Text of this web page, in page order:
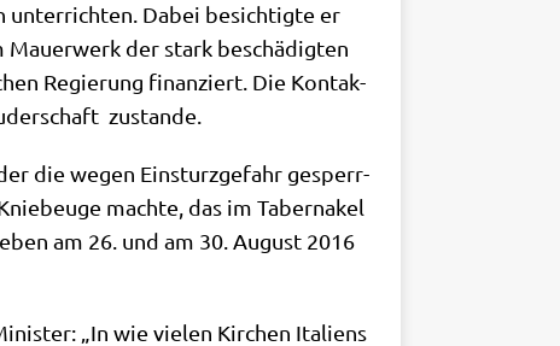
unter­rich­ten. Dabei besich­tig­te er
der stark beschä­dig­ten
Regie­rung finan­ziert. Die Kon­tak­
zustande.
die wegen Ein­sturz­ge­fahr gesperr­
mach­te, das im Taber­na­kel
am 26. und am 30. August 2016
„In wie vie­len Kir­chen Ita­li­ens